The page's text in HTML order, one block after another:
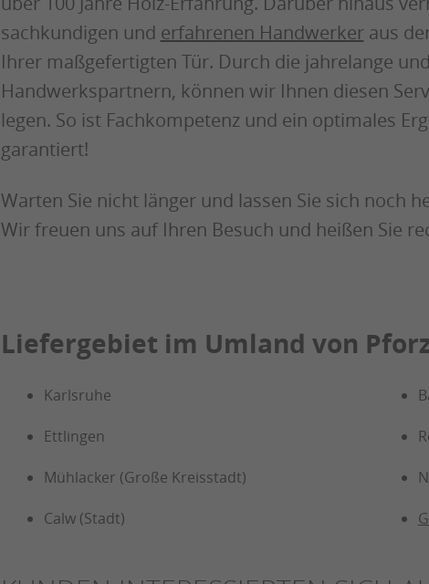
sachkundigen und erfahrenen Handwerkeraus
Ihrer maßgefertigten Tür. Durch die jahrelange
Handwerkspartnern, können wir Ihnen diesen
legen. So ist Fachkompetenz und ein optimales
garantiert!
Warten Sie nicht länger und lassen Sie sich noch
Wir freuen uns auf Ihren Besuch und heißen Sie
Liefergebiet im Umland von
Karlsruhe
Ettlingen
Mühlacker (Große Kreisstadt)
Calw (Stadt)